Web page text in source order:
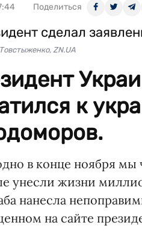
Поделиться
ZN.UA
к
в конце ноября
унесли жизни
нанесла
на сайте